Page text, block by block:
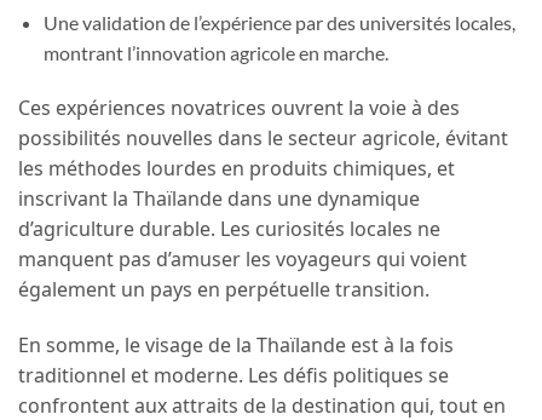
Une validation de l’expérience par des universités locales,
montrant l’innovation agricole en marche.
Ces expériences novatrices ouvrent la voie à des
possibilités nouvelles dans le secteur agricole, évitant
les méthodes lourdes en produits chimiques, et
inscrivant la Thaïlande dans une dynamique
d’agriculture durable. Les curiosités locales ne
manquent pas d’amuser les voyageurs qui voient
également un pays en perpétuelle transition.
En somme, le visage de la Thaïlande est à la fois
traditionnel et moderne. Les défis politiques se
confrontent aux attraits de la destination qui, tout en